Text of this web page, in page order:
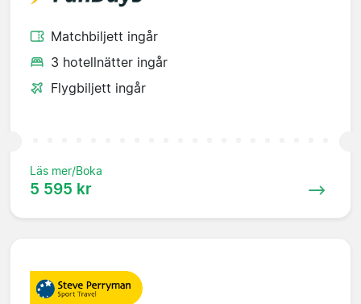
Matchbiljett ingår
3 hotellnätter ingår
Flygbiljett ingår
Läs mer/Boka
5 595 kr